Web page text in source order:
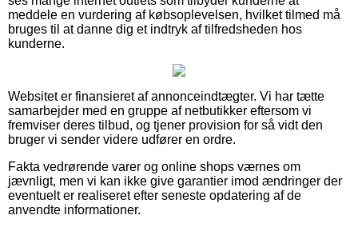
meddele en vurdering af købsoplevelsen, hvilket tilmed må
bruges til at danne dig et indtryk af tilfredsheden hos
kunderne.
Websitet er finansieret af annonceindtægter. Vi har tætte
samarbejder med en gruppe af netbutikker eftersom vi
fremviser deres tilbud, og tjener provision for så vidt den
bruger vi sender videre udfører en ordre.
Fakta vedrørende varer og online shops værnes om
jævnligt, men vi kan ikke give garantier imod ændringer der
eventuelt er realiseret efter seneste opdatering af de
anvendte informationer.